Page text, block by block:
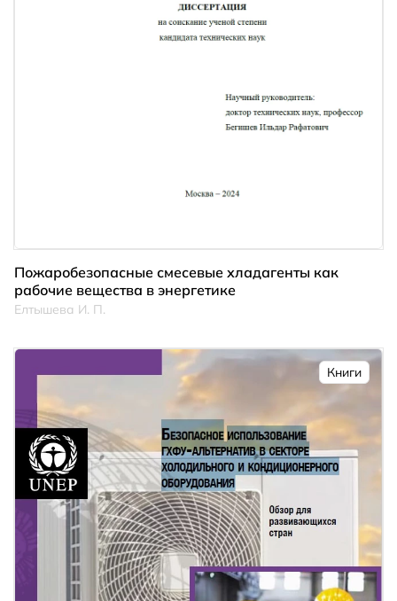
Пожаробезопасные смесевые хладагенты как
рабочие вещества в энергетике
Елтышева И. П.
Книги